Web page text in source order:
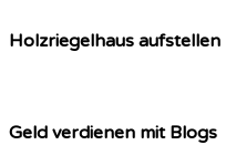
Holzriegelhaus aufstellen
Geld verdienen mit Blogs